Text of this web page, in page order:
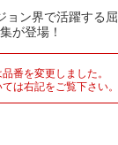
ョン界で活躍する
が登場！
番を変更しました。
は右記をご覧下さい。